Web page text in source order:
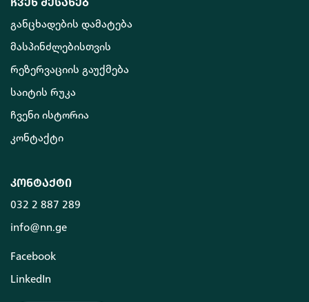
ჩვენ შესახებ
განცხადების დამატება
მასპინძლებისთვის
რეზერვაციის გაუქმება
საიტის რუკა
ჩვენი ისტორია
კონტაქტი
კონტაქტი
032 2 887 289
info@nn.ge
Facebook
LinkedIn